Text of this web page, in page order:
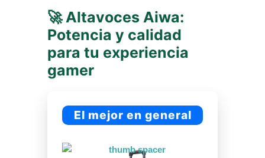
🚀 Altavoces Aiwa:
Potencia y calidad
para tu experiencia
gamer
El mejor en general